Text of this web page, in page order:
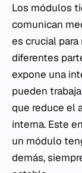
Los módulos
comunican
es crucial
diferentes
expone una
pueden
que reduce el
interna. Este
un módulo
demás,